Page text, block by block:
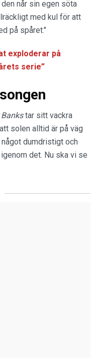
når sin egen söta
med kul för att
på spåret."
exploderar på
serie”
Bankstar sitt vackra
solen alltid är på väg
dumdristigt och
det. Nu ska vi se